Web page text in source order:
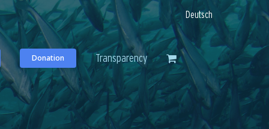
Deutsch
Donation Transparency